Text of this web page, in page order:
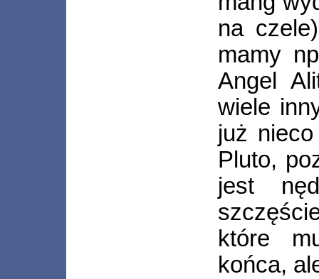
na
mamy
Angel
wiele
już
Pluto,
jest
które
końca,